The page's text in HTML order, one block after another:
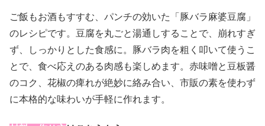
ご飯もお酒もすすむ、パンチの効いた「豚バラ麻婆豆腐」
のレシピです。豆腐を丸ごと湯通しすることで、崩れすぎ
ず、しっかりとした食感に。豚バラ肉を粗く叩いて使うこ
とで、食べ応えのある肉感も楽しめます。赤味噌と豆板醤
のコク、花椒の痺れが絶妙に絡み合い、市販の素を使わず
に本格的な味わいが手軽に作れます。